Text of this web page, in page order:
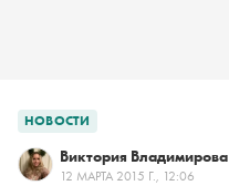
НОВОСТИ
Виктория Владимирова
12 МАРТА 2015 Г., 12:06